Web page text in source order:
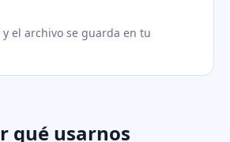
el archivo se guarda en tu
qué usarnos